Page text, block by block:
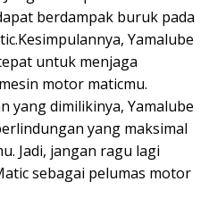
berdampak buruk pada
Yamalube
untuk menjaga
motor maticmu.
yang dimilikinya, Yamalube
yang maksimal
Jadi, jangan ragu lagi
sebagai pelumas motor